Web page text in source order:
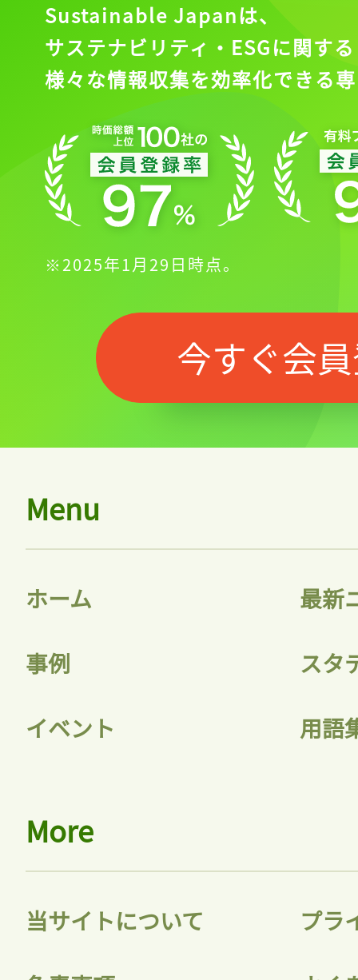
Sustainable Japanは、
サステナビリティ・ESGに関する
様々な情報収集を効率化できる
※2025年1月29日時点。
今すぐ会
Menu
ホーム 最新
事例 スタ
イベント 用語
More
当サイトについて プラ